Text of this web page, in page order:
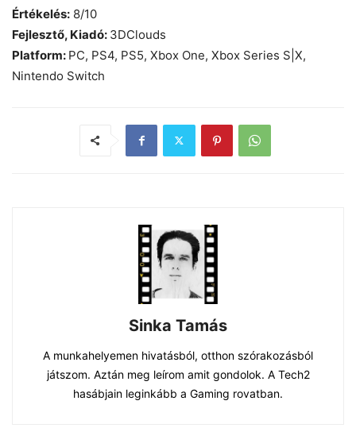
Értékelés: 8/10
Fejlesztő, Kiadó: 3DClouds
Platform: PC, PS4, PS5, Xbox One, Xbox Series S|X,
Nintendo Switch
Sinka Tamás
A munkahelyemen hivatásból, otthon szórakozásból
játszom. Aztán meg leírom amit gondolok. A Tech2
hasábjain leginkább a Gaming rovatban.